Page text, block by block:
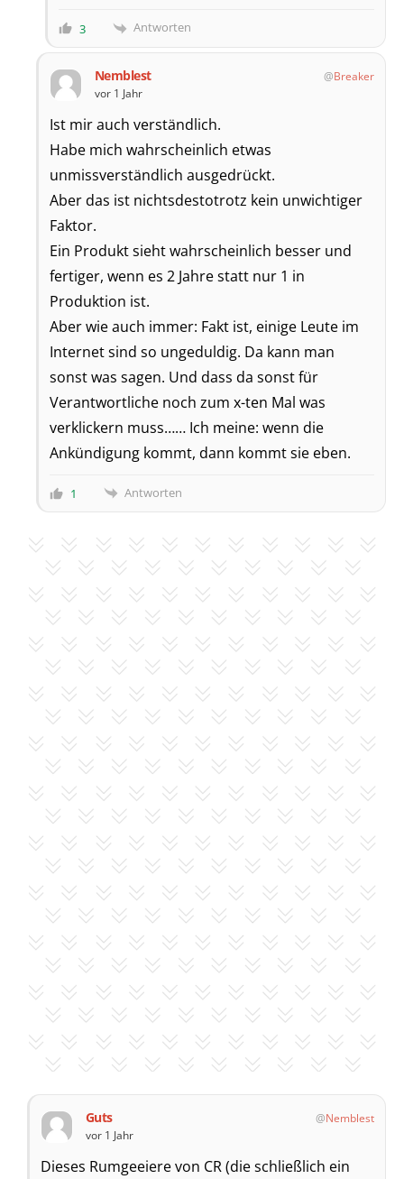
3 Antworten
Nemblest
Breaker
vor 1 Jahr
Ist mir auch verständlich.
Habe mich wahrscheinlich etwas
unmissverständlich ausgedrückt.
Aber das ist nichtsdestotrotz kein unwichtiger
Faktor.
Ein Produkt sieht wahrscheinlich besser und
fertiger, wenn es 2 Jahre statt nur 1 in
Produktion ist.
Aber wie auch immer: Fakt ist, einige Leute im
Internet sind so ungeduldig. Da kann man
sonst was sagen. Und dass da sonst für
Verantwortliche noch zum x-ten Mal was
verklickern muss…… Ich meine: wenn die
Ankündigung kommt, dann kommt sie eben.
1 Antworten
Guts
Nemblest
vor 1 Jahr
Dieses Rumgeeiere von CR (die schließlich ein